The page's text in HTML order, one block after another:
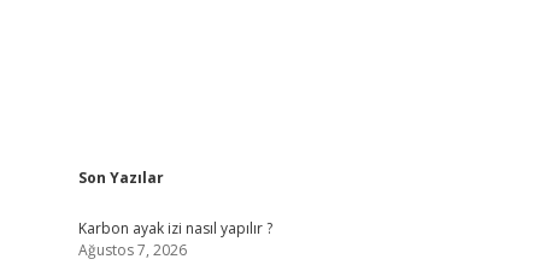
Sidebar
Son Yazılar
Karbon ayak izi nasıl yapılır ?
Ağustos 7, 2026